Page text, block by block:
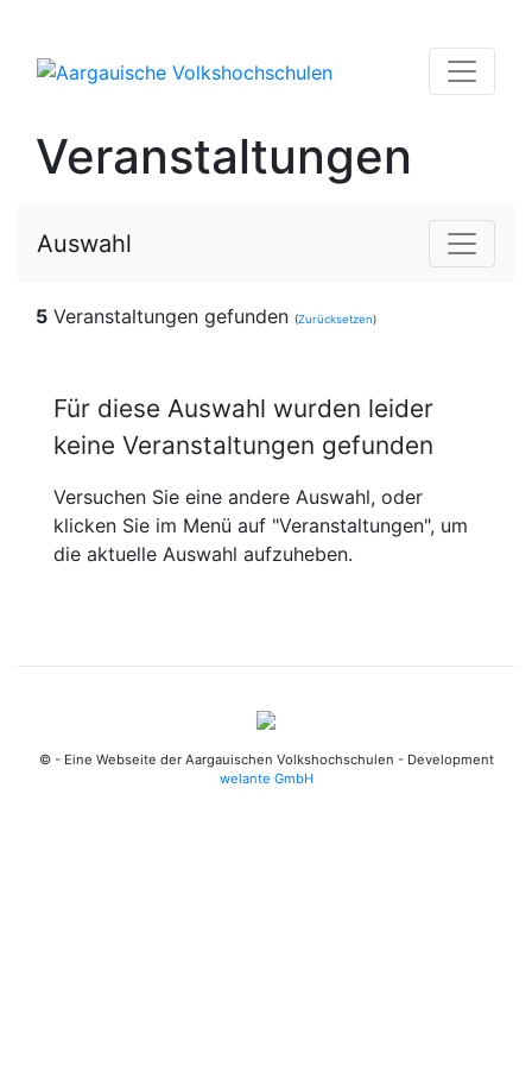
Veranstaltungen
Auswahl
5 Veranstaltungen gefunden (Zurücksetzen)
Für diese Auswahl wurden leider
keine Veranstaltungen gefunden
Versuchen Sie eine andere Auswahl, oder
klicken Sie im Menü auf "Veranstaltungen", um
die aktuelle Auswahl aufzuheben.
© - Eine Webseite der Aargauischen Volkshochschulen - Development
welante GmbH